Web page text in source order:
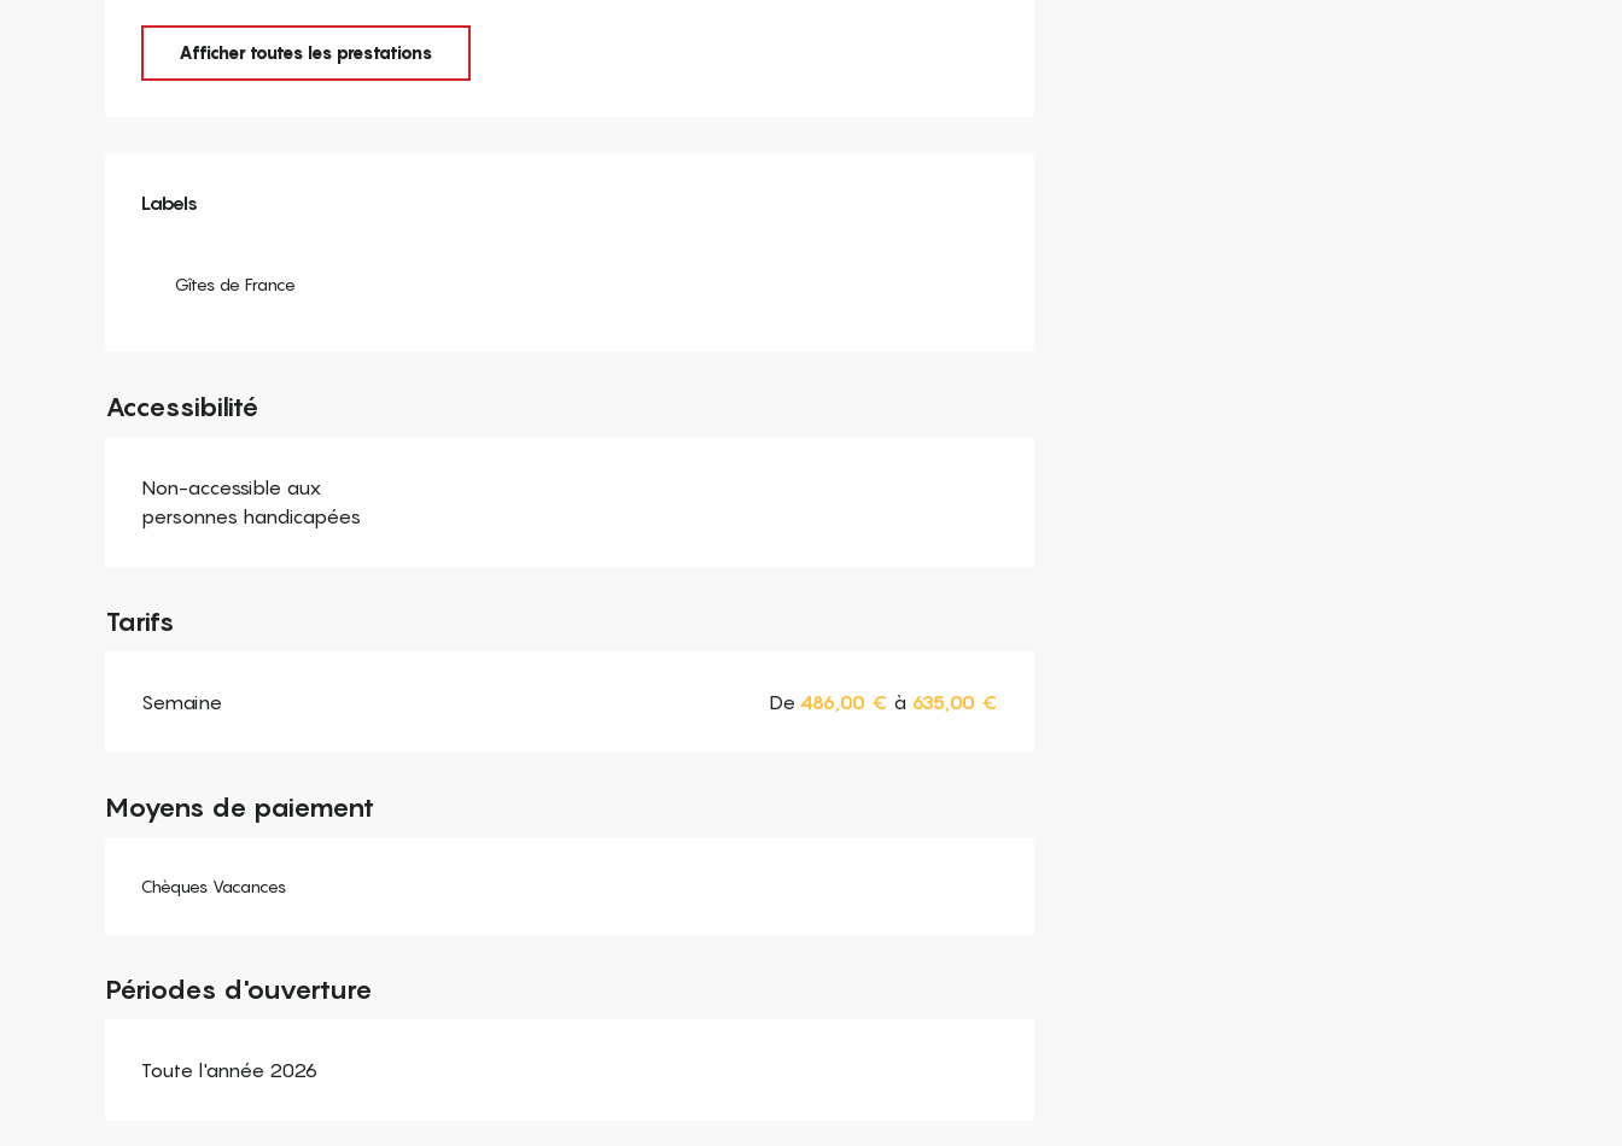
Afficher toutes les prestations
Offres de prestations
Labels
Labels
Gîtes de France
Accessibilité
Non-accessible aux
personnes handicapées
Tarifs
Semaine De 486,00 € à 635,00 €
Moyens de paiement
Chèques Vacances
Périodes d'ouverture
Toute l'année 2026